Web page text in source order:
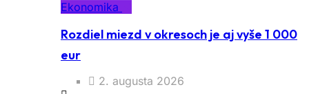
Ekonomika
Rozdiel miezd v okresoch je aj vyše 1 000
eur
2. augusta 2026